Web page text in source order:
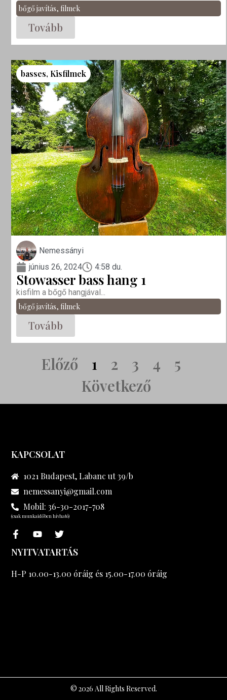
bőgő javítás, filmek
Tovább
basses, Kisfilmek
Nemessányi
június 26, 2024
4:58 du.
Stowasser bass hang 1
kisfilm a bőgő hangjával...
bőgő javítás, filmek
Tovább
Előző 1 2 3 4
5
Következő
KAPCSOLAT
1021 Budapest, Labanc ut 39/b
nemessanyi@gmail.com
Mobil: 36-30-2017-708
(csak munkaidőben hívható)
NYITVATARTÁS
H-P 10.00-13.00 óráig és 15.00-17.00 óráig
© 2026 All Rights Reserved.